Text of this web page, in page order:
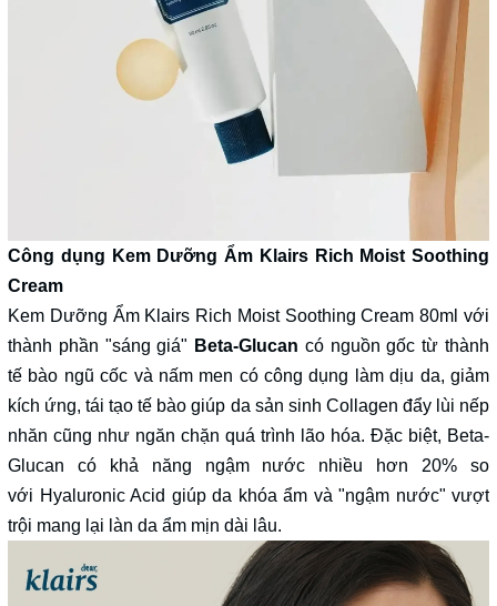
Công dụng Kem Dưỡng Ẩm Klairs Rich Moist Soothing
Cream
Kem Dưỡng Ẩm Klairs Rich Moist Soothing Cream 80ml với
thành phần "sáng giá" Beta-Glucan có nguồn gốc từ thành
tế bào ngũ cốc và nấm men có công dụng làm dịu da, giảm
kích ứng, tái tạo tế bào giúp da sản sinh Collagen đẩy lùi nếp
nhăn cũng như ngăn chặn quá trình lão hóa. Đặc biệt, Beta-
Glucan có khả năng ngậm nước nhiều hơn 20% so
với Hyaluronic Acid giúp da khóa ẩm và "ngậm nước" vượt
trội mang lại làn da ẩm mịn dài lâu.